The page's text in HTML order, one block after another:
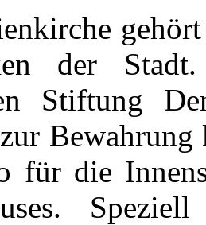
der
Stiftung
für die